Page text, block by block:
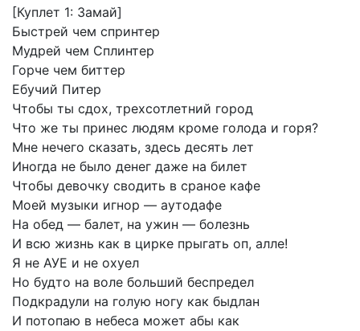
[Куплет 1: Замай]
Быстрей чем спринтер
Мудрей чем Сплинтер
Горче чем биттер
Ебучий Питер
Чтобы ты сдох, трехсотлетний город
Что же ты принес людям кроме голода и горя?
Мне нечего сказать, здесь десять лет
Иногда не было денег даже на билет
Чтобы девочку сводить в сраное кафе
Моей музыки игнор — аутодафе
На обед — балет, на ужин — болезнь
И всю жизнь как в цирке прыгать оп, алле!
Я не АУЕ и не охуел
Но будто на воле больший беспредел
Подкрадули на голую ногу как быдлан
И потопаю в небеса может абы как